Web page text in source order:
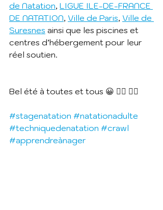
de Natation, LIGUE ILE-DE-FRANCE
DE NATATION, Ville de Paris, Ville de
Suresnes ainsi que les piscines et
centres d’hébergement pour leur
réel soutien.
Bel été à toutes et tous 😀 🏊‍♀️ 🏊‍♂️
#stagenatation #natationadulte
#techniquedenatation #crawl
#apprendreànager